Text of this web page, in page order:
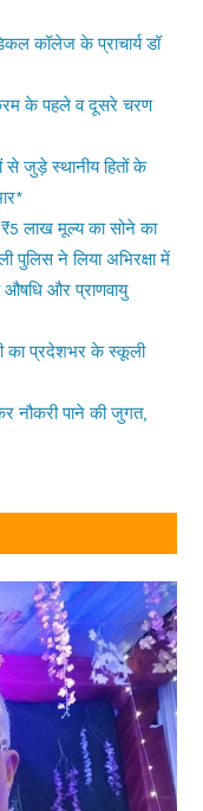
कॉलेज के प्राचार्य डॉ
के पहले व दूसरे चरण
जुड़े स्थानीय हितों के
लाख मूल्य का सोने का
पुलिस ने लिया अभिरक्षा में
और प्राणवायु
का प्रदेशभर के स्कूली
नौकरी पाने की जुगत,